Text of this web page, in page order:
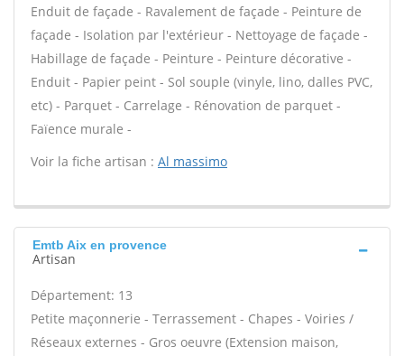
Enduit de façade - Ravalement de façade - Peinture de
façade - Isolation par l'extérieur - Nettoyage de façade -
Habillage de façade - Peinture - Peinture décorative -
Enduit - Papier peint - Sol souple (vinyle, lino, dalles PVC,
etc) - Parquet - Carrelage - Rénovation de parquet -
Faïence murale -
Voir la fiche artisan : Al massimo
Emtb Aix en provence
Artisan
Département: 13
Petite maçonnerie - Terrassement - Chapes - Voiries /
Réseaux externes - Gros oeuvre (Extension maison,